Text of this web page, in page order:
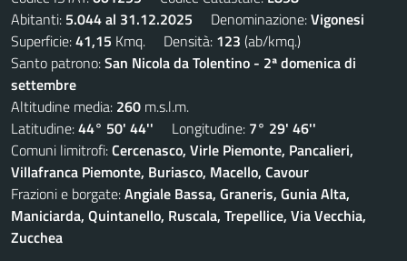
Abitanti: 5.044 al 31.12.2025 Denominazione:Vigonesi
Superficie:41,15 Kmq. Densità: 123 (ab/kmq.)
Santo patrono:San Nicola da Tolentino - 2ª domenica di
settembre
Altitudine media: 260 m.s.l.m.
Latitudine:44° 50' 44'' Longitudine: 7° 29' 46''
Comuni limitrofi:Cercenasco, Virle Piemonte, Pancalieri,
Villafranca Piemonte, Buriasco, Macello, Cavour
Frazioni e borgate:Angiale Bassa, Graneris, Gunia Alta,
Maniciarda, Quintanello, Ruscala, Trepellice, Via Vecchia,
Zucchea